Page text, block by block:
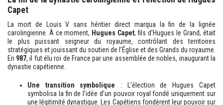
Capet
La mort de Louis V sans héritier direct marqua la fin de la lignée
carolingienne. À ce moment, Hugues Capet, fils d’Hugues le Grand, était
le plus puissant seigneur du royaume, contrôlant des territoires
stratégiques et jouissant du soutien de l’Église et des Grands du royaume.
En 987, il fut élu roi de France par une assemblée de nobles, inaugurant la
dynastie capétienne.
Une transition symbolique : L’élection de Hugues Capet
symbolisa la fin de l’idée d’un pouvoir royal fondé uniquement sur
une légitimité dynastique. Les Capétiens fondèrent leur pouvoir sur